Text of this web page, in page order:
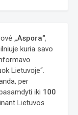
„Aspora“,
kuria savo
Lietuvoje“.
per
iki 100
Lietuvos